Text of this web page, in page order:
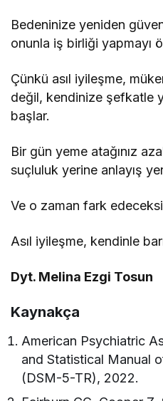
Bedeninize yeniden
onunla iş birliği yapmayı
Çünkü asıl iyileşme,
değil, kendinize şefkatle
başlar.
Bir gün yeme atağınız
suçluluk yerine anlayış
Ve o zaman fark
Asıl iyileşme, kendinle
Dyt. Melina Ezgi Tosun
Kaynakça
American Psychiatric
and Statistical Manual
(DSM-5-TR), 2022.